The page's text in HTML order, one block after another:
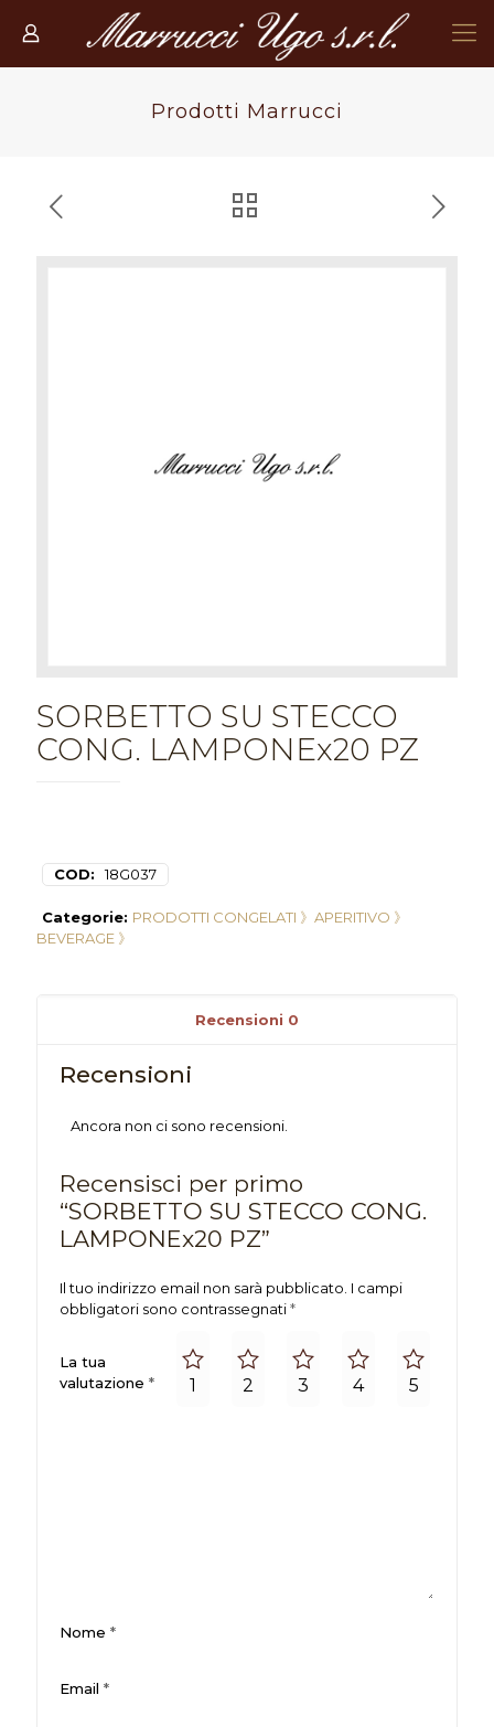
Prodotti Marrucci
SORBETTO SU STECCO
CONG. LAMPONEx20 PZ
COD: 18G037
Categorie: PRODOTTI CONGELATI 》 APERITIVO 》
BEVERAGE 》
Recensioni 0
Recensioni
Ancora non ci sono recensioni.
Recensisci per primo
“SORBETTO SU STECCO CONG.
LAMPONEx20 PZ”
Il tuo indirizzo email non sarà pubblicato. I campi
obbligatori sono contrassegnati*
La tua
valutazione * 1 2 3 4 5
Nome *
Email *